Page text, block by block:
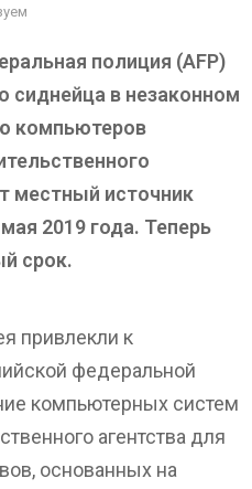
полиция (AFP)
сиднейца в незаконном
компьютеров
местный источник
2019 года. Теперь
срок.
привлекли к
федеральной
компьютерных систем
агентства для
основанных на